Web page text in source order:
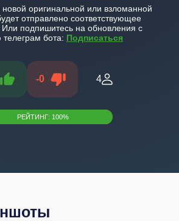
оригинальной или взломанной
отправлено соответствующее
подпишитесь на обновления с
бота: Подписаться
-0 4
РЕЙТИНГ: 100%